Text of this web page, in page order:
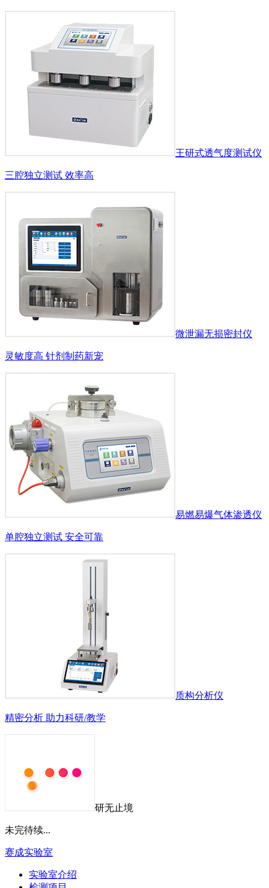
王研式透气度测试仪
三腔独立测试 效率高
微泄漏无损密封仪
灵敏度高 针剂制药新宠
易燃易爆气体渗透仪
单腔独立测试 安全可靠
质构分析仪
精密分析 助力科研/教学
研无止境
未完待续...
赛成实验室
实验室介绍